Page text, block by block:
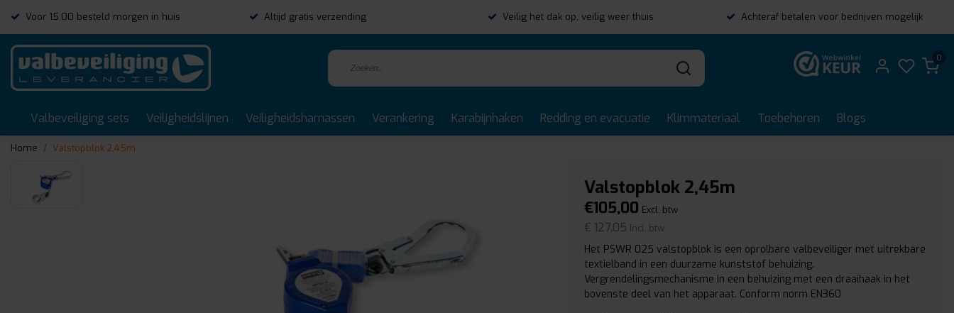
Voor 15:00 besteld morgen in huis Altijd gratis verzending Veilig het dak op, veilig weer thuis Achteraf betalen voor bedrijven mogelijk
0
Valbeveiliging sets Veiligheidslijnen Veiligheidsharnassen Verankering Karabijnhaken Redding en evacuatie Klimmateriaal Toebehoren Blogs
Home Valstopblok 2,45m
Valstopblok 2,45m
€105,00 Excl. btw
€ 127,05 Incl. btw
Het PSWR 025 valstopblok is een oprolbare valbeveiliger met uitrekbare
textielband in een duurzame kunststof behuizing.
Vergrendelingsmechanisme in een behuizing met een draaihaak in het
bovenste deel van het apparaat. Conform norm EN360